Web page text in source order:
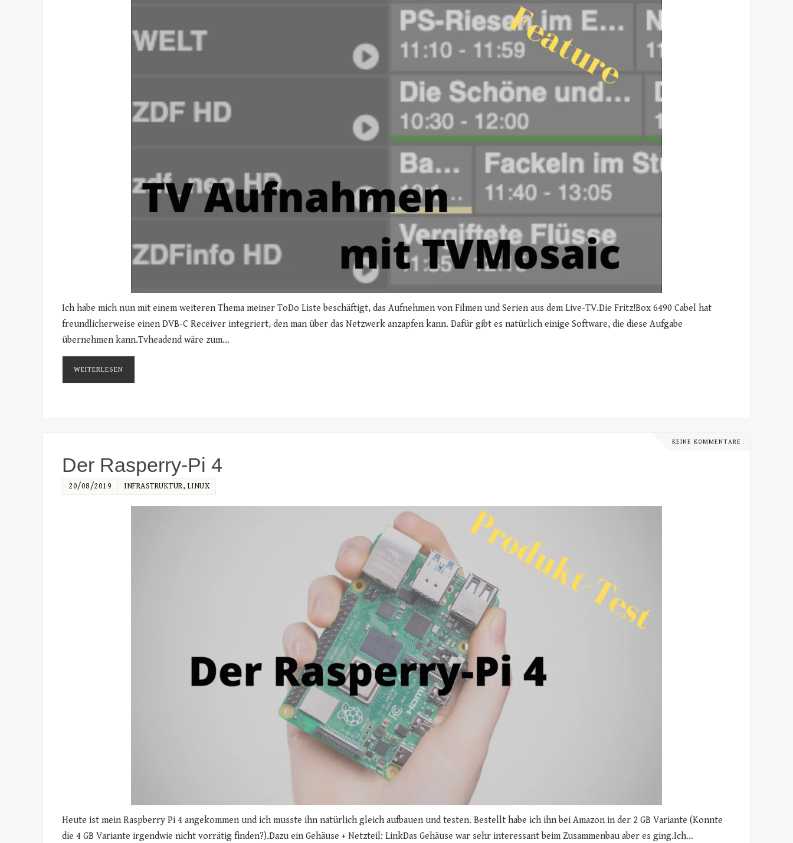
Ich habe mich nun mit einem weiteren Thema meiner ToDo Liste beschäftigt, das Aufnehmen von Filmen und Serien aus dem Live-TV.Die Fritz!Box 6490 Cabel hat
freundlicherweise einen DVB-C Receiver integriert, den man über das Netzwerk anzapfen kann. Dafür gibt es natürlich einige Software, die diese Aufgabe
übernehmen kann.Tvheadend wäre zum…
WEITERLESEN
KEINE KOMMENTARE
Der Rasperry-Pi 4
20/08/2019 INFRASTRUKTUR, LINUX
Heute ist mein Raspberry Pi 4 angekommen und ich musste ihn natürlich gleich aufbauen und testen. Bestellt habe ich ihn bei Amazon in der 2 GB Variante (Konnte
die 4 GB Variante irgendwie nicht vorrätig finden?).Dazu ein Gehäuse + Netzteil: LinkDas Gehäuse war sehr interessant beim Zusammenbau aber es ging.Ich…